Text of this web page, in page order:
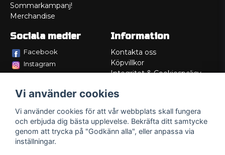
Sommarkampanj!
Merchandise
Sociala medier
Facebook
Instagram
Information
Kontakta oss
Köpvillkor
Integritet & Cookiespolicy
Service/Garanti
Lådritning
Om oss
Vi använder cookies
Vi använder cookies för att vår webbplats skall fungera
och erbjuda dig bästa upplevelse. Bekräfta ditt samtycke
genom att trycka på "Godkänn alla", eller anpassa via
inställningar.